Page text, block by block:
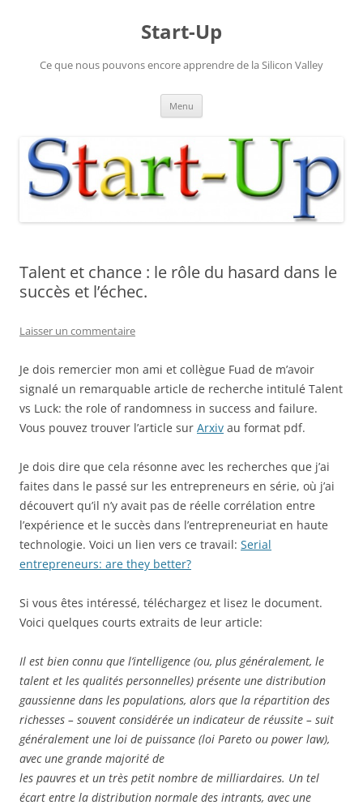
Start-Up
Ce que nous pouvons encore apprendre de la Silicon Valley
Menu
Talent et chance : le rôle du hasard dans le
succès et l’échec.
Laisser un commentaire
Je dois remercier mon ami et collègue Fuad de m’avoir
signalé un remarquable article de recherche intitulé Talent
vs Luck: the role of randomness in success and failure.
Vous pouvez trouver l’article sur Arxiv au format pdf.
Je dois dire que cela résonne avec les recherches que j’ai
faites dans le passé sur les entrepreneurs en série, où j’ai
découvert qu’il n’y avait pas de réelle corrélation entre
l’expérience et le succès dans l’entrepreneuriat en haute
technologie. Voici un lien vers ce travail: Serial
entrepreneurs: are they better?
Si vous êtes intéressé, téléchargez et lisez le document.
Voici quelques courts extraits de leur article:
Il est bien connu que l’intelligence (ou, plus généralement, le
talent et les qualités personnelles) présente une distribution
gaussienne dans les populations, alors que la répartition des
richesses – souvent considérée un indicateur de réussite – suit
généralement une loi de puissance (loi Pareto ou power law),
avec une grande majorité de
les pauvres et un très petit nombre de milliardaires. Un tel
écart entre la distribution normale des intrants, avec une